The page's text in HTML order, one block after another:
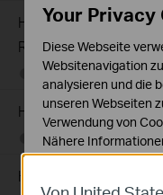
How to add manager
Router
01-26-2026 36268
How to change
01-26-2026 23334
How to set up LED
Your Privacy
Diese Webseite
Websitenavigation
analysieren und die
unseren Webseiten
Verwendung von
Nähere
Notwendige